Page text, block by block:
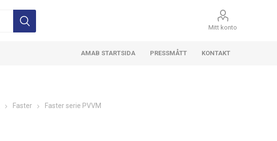
Mitt konto
AMAB STARTSIDA PRESSMÅTT KONTAKT
Faster Faster serie PVVM